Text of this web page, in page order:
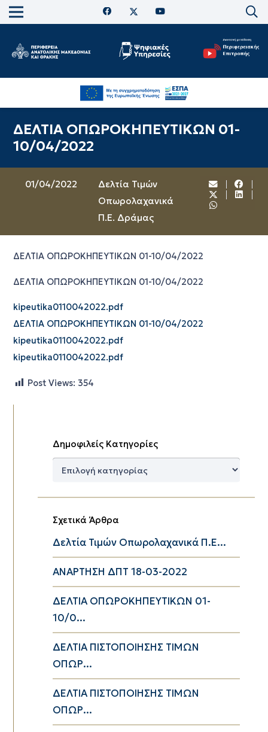
ΔΕΛΤΙΑ ΟΠΩΡΟΚΗΠΕΥΤΙΚΩΝ 01-
10/04/2022
01/04/2022
Δελτία Τιμών
Οπωρολαχανικά
Π.Ε. Δράμας
ΔΕΛΤΙΑ ΟΠΩΡΟΚΗΠΕΥΤΙΚΩΝ 01-10/04/2022
ΔΕΛΤΙΑ ΟΠΩΡΟΚΗΠΕΥΤΙΚΩΝ 01-10/04/2022
kipeutika0110042022.pdf
ΔΕΛΤΙΑ ΟΠΩΡΟΚΗΠΕΥΤΙΚΩΝ 01-10/04/2022
kipeutika0110042022.pdf
kipeutika0110042022.pdf
Post Views: 354
Δημοφιλείς Κατηγορίες
Δημοφιλείς
Σχετικά Άρθρα
Δελτία Τιμών Οπωρολαχανικά Π.Ε...
ΑΝΑΡΤΗΣΗ ΔΠΤ 18-03-2022
ΔΕΛΤΙΑ ΟΠΩΡΟΚΗΠΕΥΤΙΚΩΝ 01-
10/0...
ΔΕΛΤΙΑ ΠΙΣΤΟΠΟΙΗΣΗΣ ΤΙΜΩΝ
ΟΠΩΡ...
ΔΕΛΤΙΑ ΠΙΣΤΟΠΟΙΗΣΗΣ ΤΙΜΩΝ
ΟΠΩΡ...